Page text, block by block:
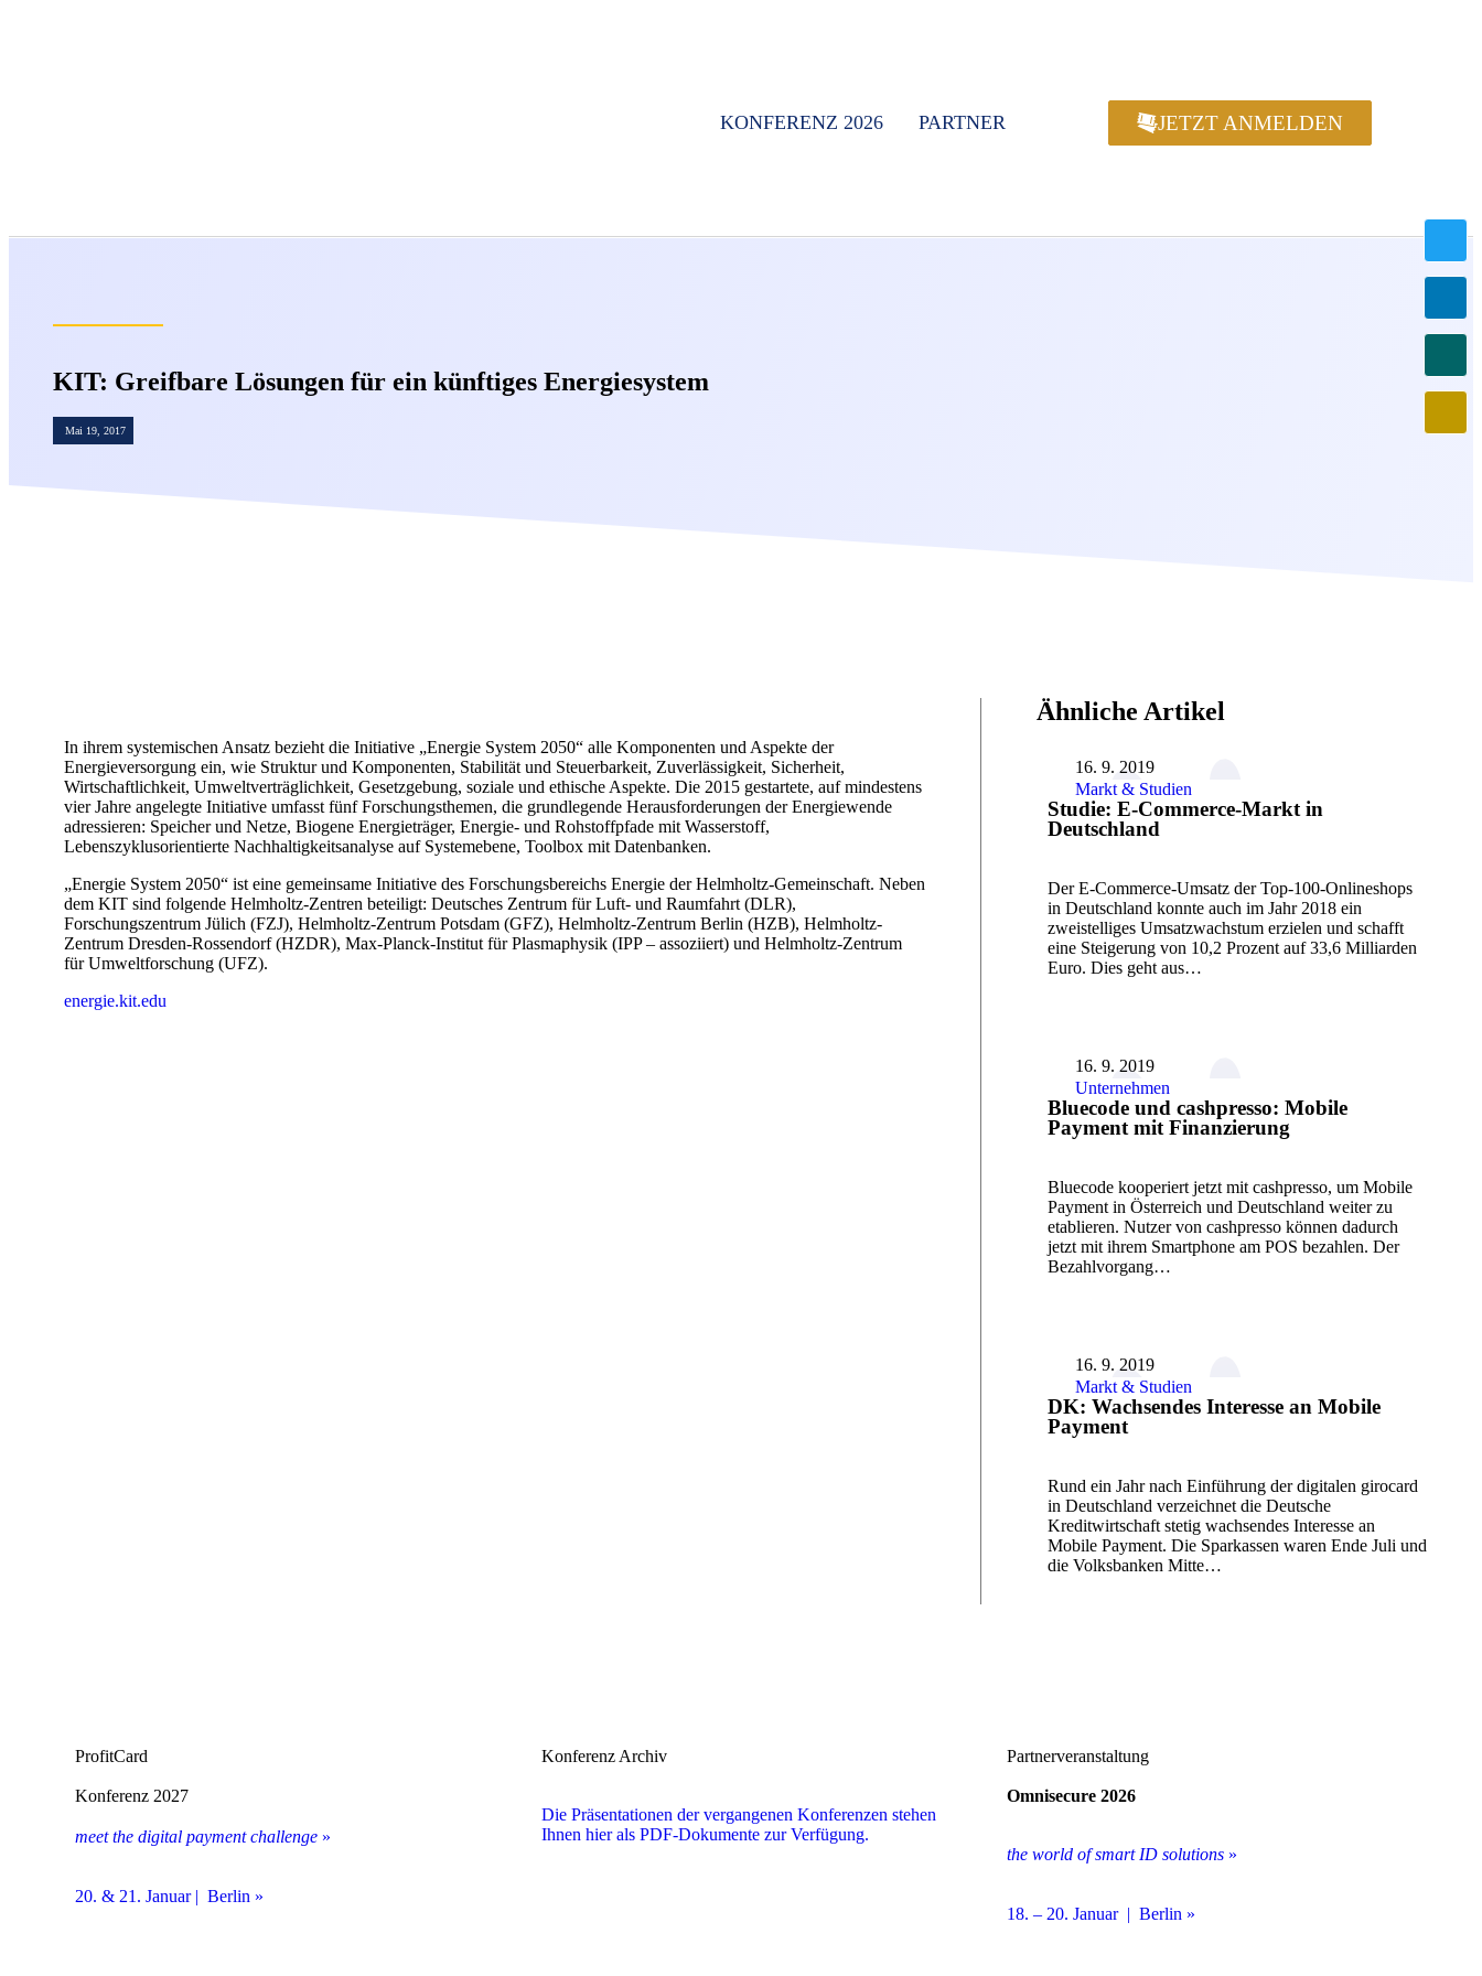
KONFERENZ 2026 PARTNER JETZT ANMELDEN
KIT: Greifbare Lösungen für ein künftiges Energiesystem
Mai 19, 2017
In ihrem systemischen Ansatz bezieht die Initiative „Energie System 2050“ alle Komponenten und Aspekte der
Energieversorgung ein, wie Struktur und Komponenten, Stabilität und Steuerbarkeit, Zuverlässigkeit, Sicherheit,
Wirtschaftlichkeit, Umweltverträglichkeit, Gesetzgebung, soziale und ethische Aspekte. Die 2015 gestartete, auf mindestens
vier Jahre angelegte Initiative umfasst fünf Forschungsthemen, die grundlegende Herausforderungen der Energiewende
adressieren: Speicher und Netze, Biogene Energieträger, Energie- und Rohstoffpfade mit Wasserstoff,
Lebenszyklusorientierte Nachhaltigkeitsanalyse auf Systemebene, Toolbox mit Datenbanken.
„Energie System 2050“ ist eine gemeinsame Initiative des Forschungsbereichs Energie der Helmholtz-Gemeinschaft. Neben
dem KIT sind folgende Helmholtz-Zentren beteiligt: Deutsches Zentrum für Luft- und Raumfahrt (DLR),
Forschungszentrum Jülich (FZJ), Helmholtz-Zentrum Potsdam (GFZ), Helmholtz-Zentrum Berlin (HZB), Helmholtz-
Zentrum Dresden-Rossendorf (HZDR), Max-Planck-Institut für Plasmaphysik (IPP – assoziiert) und Helmholtz-Zentrum
für Umweltforschung (UFZ).
energie.kit.edu
Ähnliche Artikel
16. 9. 2019
Markt & Studien
Studie: E-Commerce-Markt in
Deutschland
Der E-Commerce-Umsatz der Top-100-Onlineshops
in Deutschland konnte auch im Jahr 2018 ein
zweistelliges Umsatzwachstum erzielen und schafft
eine Steigerung von 10,2 Prozent auf 33,6 Milliarden
Euro. Dies geht aus…
16. 9. 2019
Unternehmen
Bluecode und cashpresso: Mobile
Payment mit Finanzierung
Bluecode kooperiert jetzt mit cashpresso, um Mobile
Payment in Österreich und Deutschland weiter zu
etablieren. Nutzer von cashpresso können dadurch
jetzt mit ihrem Smartphone am POS bezahlen. Der
Bezahlvorgang…
16. 9. 2019
Markt & Studien
DK: Wachsendes Interesse an Mobile
Payment
Rund ein Jahr nach Einführung der digitalen girocard
in Deutschland verzeichnet die Deutsche
Kreditwirtschaft stetig wachsendes Interesse an
Mobile Payment. Die Sparkassen waren Ende Juli und
die Volksbanken Mitte…
ProfitCard
Konferenz 2027
meet the digital payment challenge »
20. & 21. Januar | Berlin »
Konferenz Archiv
Die Präsentationen der vergangenen Konferenzen stehen
Ihnen hier als PDF-Dokumente zur Verfügung.
Partnerveranstaltung
Omnisecure 2026
the world of smart ID solutions »
18. – 20. Januar | Berlin »